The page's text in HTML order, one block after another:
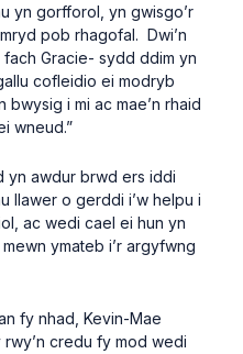
yn gorfforol, yn gwisgo’r
pob rhagofal. Dwi’n
Gracie- sydd ddim yn
cofleidio ei modryb
bwysig i mi ac mae’n rhaid
wneud.”
yn awdur brwd ers iddi
llawer o gerddi i’w helpu i
ac wedi cael ei hun yn
ymateb i’r argyfwng
fy nhad, Kevin-Mae
credu fy mod wedi